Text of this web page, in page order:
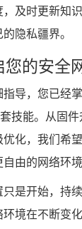
及时更新知
隐私疆界。
您的安全
导，您已经
技能。从固
化，我们希
由的网络环境
是开始，持
环境在不断变